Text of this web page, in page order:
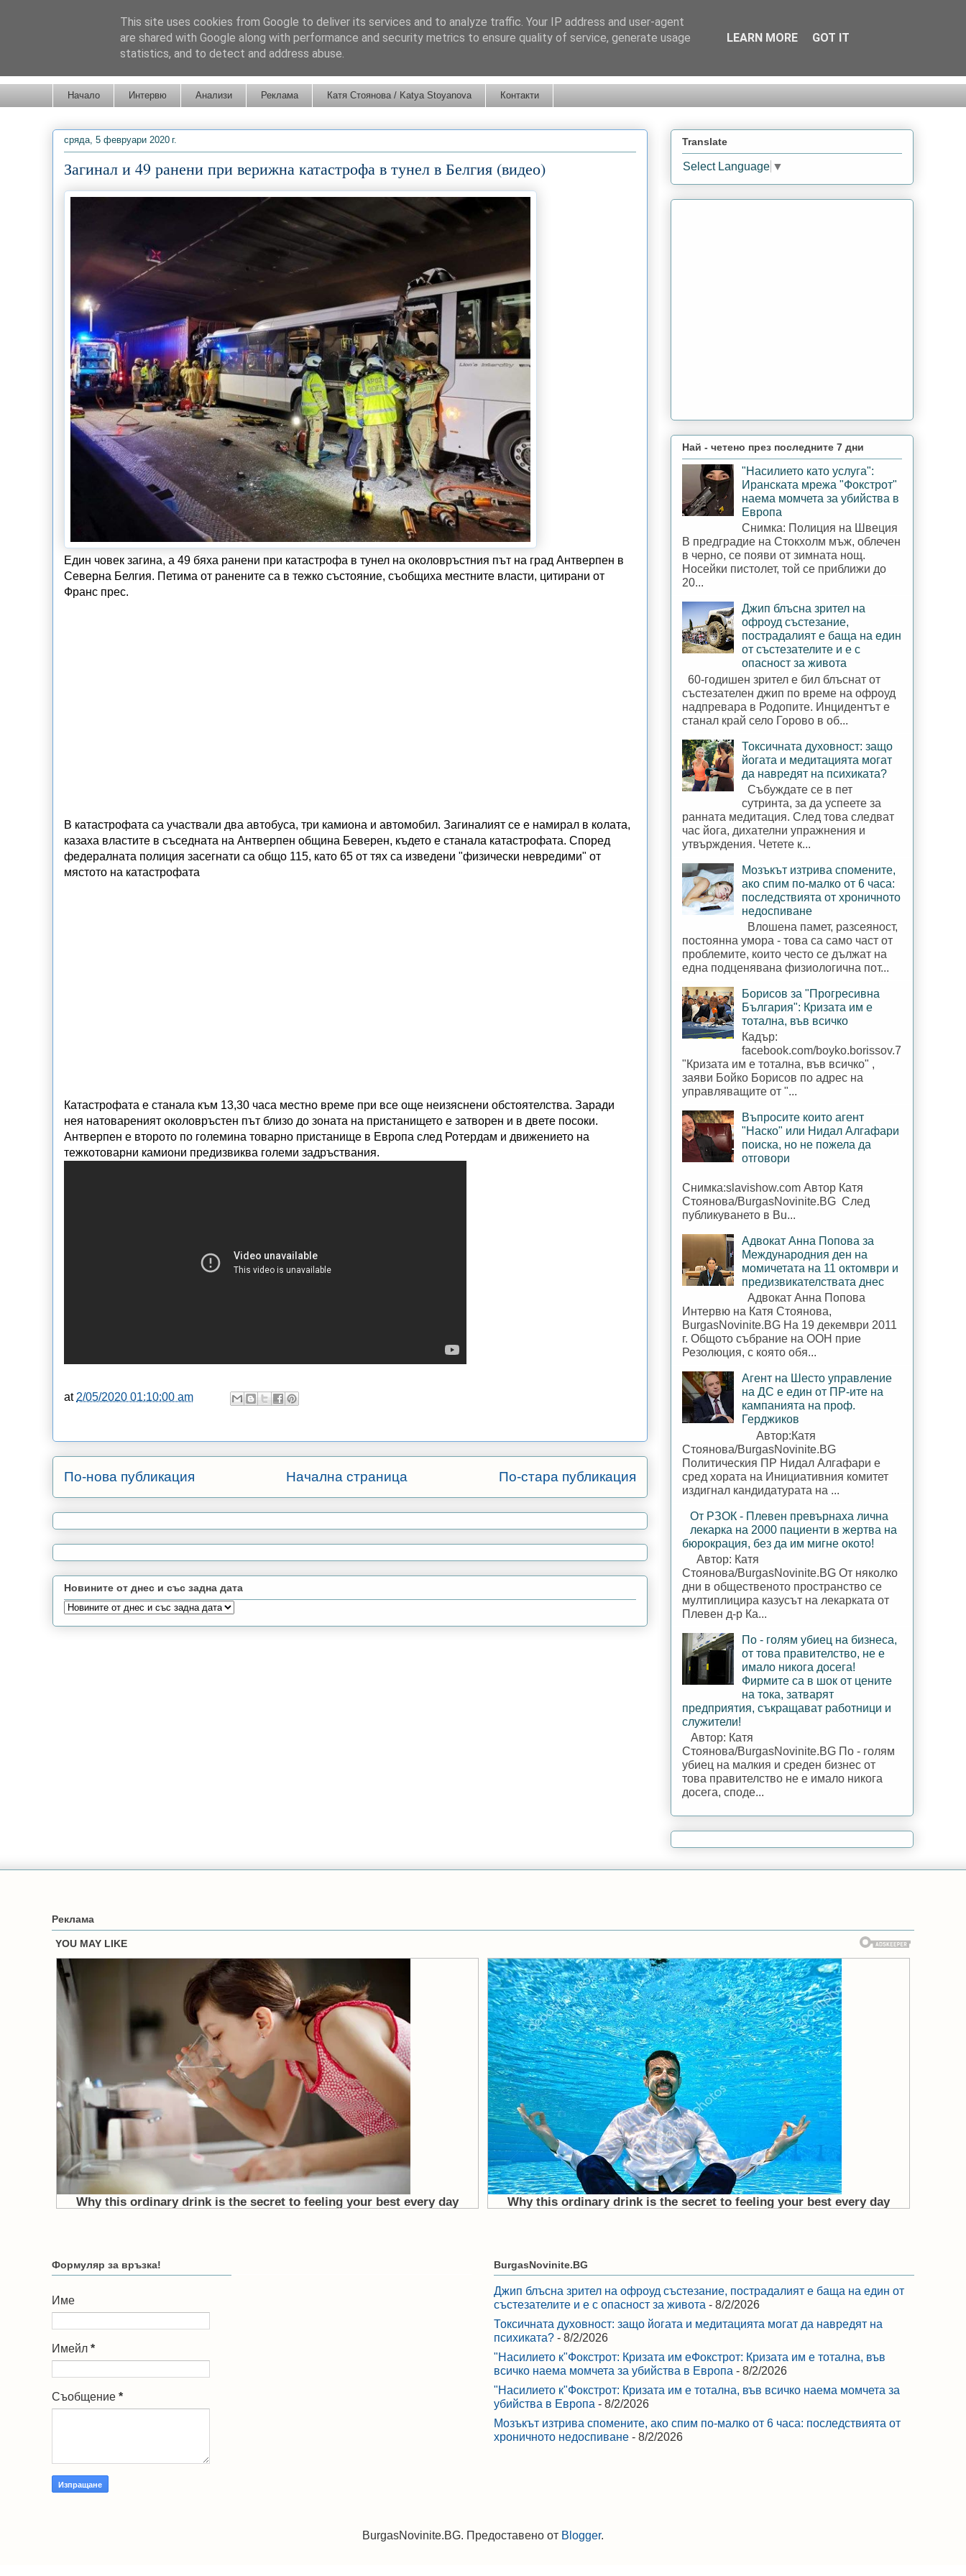
Начало Интервю Анализи Реклама Катя Стоянова / Katya Stoyanova Контакти
сряда, 5 февруари 2020 г.
Загинал и 49 ранени при верижна катастрофа в тунел в Белгия (видео)
Един човек загина, а 49 бяха ранени при катастрофа в тунел на околовръстния път на град Антверпен в
Северна Белгия. Петима от ранените са в тежко състояние, съобщиха местните власти, цитирани от
Франс прес.
В катастрофата са участвали два автобуса, три камиона и автомобил. Загиналият се е намирал в колата,
казаха властите в съседната на Антверпен община Беверен, където е станала катастрофата. Според
федералната полиция засегнати са общо 115, като 65 от тях са изведени "физически невредими" от
мястото на катастрофата
Катастрофата е станала към 13,30 часа местно време при все още неизяснени обстоятелства. Заради
нея натовареният околовръстен път близо до зоната на пристанището е затворен и в двете посоки.
Антверпен е второто по големина товарно пристанище в Европа след Ротердам и движението на
тежкотоварни камиони предизвиква големи задръствания.
at 2/05/2020 01:10:00 am
По-нова публикация По-стара публикация
Начална страница
Новините от днес и със задна дата
Translate
Select Language ▼
Най - четено през последните 7 дни
"Насилието като услуга":
Иранската мрежа "Фокстрот"
наема момчета за убийства в
Европа
Снимка: Полиция на Швеция
В предградие на Стокхолм мъж, облечен
в черно, се появи от зимната нощ.
Носейки пистолет, той се приближи до
20...
Джип блъсна зрител на
офроуд състезание,
пострадалият е баща на един
от състезателите и е с
опасност за живота
60-годишен зрител е бил блъснат от
състезателен джип по време на офроуд
надпревара в Родопите. Инцидентът е
станал край село Горово в об...
Токсичната духовност: защо
йогата и медитацията могат
да навредят на психиката?
Събуждате се в пет
сутринта, за да успеете за
ранната медитация. След това следват
час йога, дихателни упражнения и
утвърждения. Четете к...
Мозъкът изтрива спомените,
ако спим по-малко от 6 часа:
последствията от хроничното
недоспиване
Влошена памет, разсеяност,
постоянна умора - това са само част от
проблемите, които често се дължат на
една подценявана физиологична пот...
Борисов за "Прогресивна
България": Кризата им е
тотална, във всичко
Кадър:
facebook.com/boyko.borissov.7
"Кризата им е тотална, във всичко" ,
заяви Бойко Борисов по адрес на
управляващите от "...
Въпросите които агент
"Наско" или Нидал Алгафари
поиска, но не пожела да
отговори
Снимка:slavishow.com Автор Катя
Стоянова/BurgasNovinite.BG След
публикуването в Bu...
Адвокат Анна Попова за
Международния ден на
момичетата на 11 октомври и
предизвикателствата днес
Адвокат Анна Попова
Интервю на Катя Стоянова,
BurgasNovinite.BG На 19 декември 2011
г. Общото събрание на ООН прие
Резолюция, с която обя...
Агент на Шесто управление
на ДС е един от ПР-ите на
кампанията на проф.
Герджиков
Автор:Катя
Стоянова/BurgasNovinite.BG
Политическия ПР Нидал Алгафари е
сред хората на Инициативния комитет
издигнал кандидатурата на ...
От РЗОК - Плевен превърнаха лична
лекарка на 2000 пациенти в жертва на
бюрокрация, без да им мигне окото!
Автор: Катя
Стоянова/BurgasNovinite.BG От няколко
дни в общественото пространство се
мултиплицира казусът на лекарката от
Плевен д-р Ка...
По - голям убиец на бизнеса,
от това правителство, не е
имало никога досега!
Фирмите са в шок от цените
на тока, затварят
предприятия, съкращават работници и
служители!
Автор: Катя
Стоянова/BurgasNovinite.BG По - голям
убиец на малкия и среден бизнес от
това правителство не е имало никога
досега, споде...
Реклама
Формуляр за връзка!
Име
Имейл *
Съобщение *
BurgasNovinite.BG
Джип блъсна зрител на офроуд състезание, пострадалият е баща на един от
състезателите и е с опасност за живота - 8/2/2026
Токсичната духовност: защо йогата и медитацията могат да навредят на
психиката? - 8/2/2026
"Насилието к"Фокстрот: Кризата им еФокстрот: Кризата им е тотална, във
всичко наема момчета за убийства в Европа - 8/2/2026
"Насилието к"Фокстрот: Кризата им е тотална, във всичко наема момчета за
убийства в Европа - 8/2/2026
Мозъкът изтрива спомените, ако спим по-малко от 6 часа: последствията от
хроничното недоспиване - 8/2/2026
BurgasNovinite.BG. Предоставено от Blogger.
This site uses cookies from Google to deliver its services and to analyze traffic. Your IP address and user-agent
are shared with Google along with performance and security metrics to ensure quality of service, generate usage
statistics, and to detect and address abuse.
LEARN MORE GOT IT